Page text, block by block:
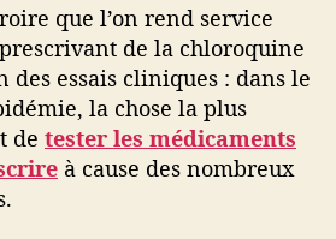
que l’on rend service
de la chloroquine
des essais cliniques : dans le
la chose la plus
de tester les médicaments
à cause des nombreux